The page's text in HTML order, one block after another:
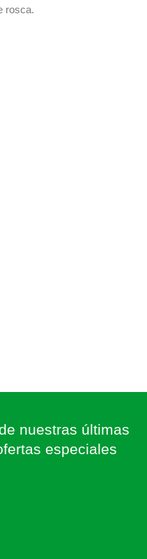
rosca.
nuestras últimas
especiales